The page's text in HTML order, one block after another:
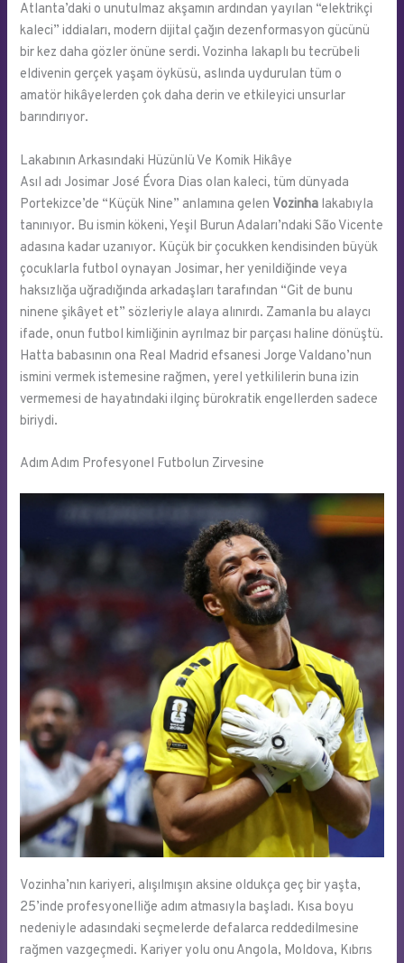
Atlanta’daki o unutulmaz akşamın ardından yayılan “elektrikçi
kaleci” iddiaları, modern dijital çağın dezenformasyon gücünü
bir kez daha gözler önüne serdi. Vozinha lakaplı bu tecrübeli
eldivenin gerçek yaşam öyküsü, aslında uydurulan tüm o
amatör hikâyelerden çok daha derin ve etkileyici unsurlar
barındırıyor.
Lakabının Arkasındaki Hüzünlü Ve Komik Hikâye
Asıl adı Josimar José Évora Dias olan kaleci, tüm dünyada
Portekizce’de “Küçük Nine” anlamına gelen Vozinha lakabıyla
tanınıyor. Bu ismin kökeni, Yeşil Burun Adaları’ndaki São Vicente
adasına kadar uzanıyor. Küçük bir çocukken kendisinden büyük
çocuklarla futbol oynayan Josimar, her yenildiğinde veya
haksızlığa uğradığında arkadaşları tarafından “Git de bunu
ninene şikâyet et” sözleriyle alaya alınırdı. Zamanla bu alaycı
ifade, onun futbol kimliğinin ayrılmaz bir parçası haline dönüştü.
Hatta babasının ona Real Madrid efsanesi Jorge Valdano’nun
ismini vermek istemesine rağmen, yerel yetkililerin buna izin
vermemesi de hayatındaki ilginç bürokratik engellerden sadece
biriydi.
Adım Adım Profesyonel Futbolun Zirvesine
Vozinha’nın kariyeri, alışılmışın aksine oldukça geç bir yaşta,
25’inde profesyonelliğe adım atmasıyla başladı. Kısa boyu
nedeniyle adasındaki seçmelerde defalarca reddedilmesine
rağmen vazgeçmedi. Kariyer yolu onu Angola, Moldova, Kıbrıs